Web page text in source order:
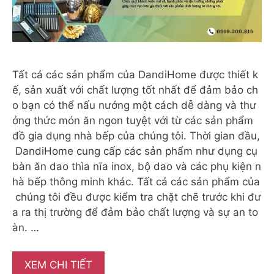
Tất cả các sản phẩm của DandiHome được thiết k
ế, sản xuất với chất lượng tốt nhất để đảm bảo ch
o bạn có thể nấu nướng một cách dễ dàng và thư
ởng thức món ăn ngon tuyệt với từ các sản phẩm
đồ gia dụng nhà bếp của chúng tôi. Thời gian đầu,
DandiHome cung cấp các sản phẩm như dụng cụ
bàn ăn dao thìa nĩa inox, bộ dao và các phụ kiện n
hà bếp thông minh khác. Tất cả các sản phẩm của
chúng tôi đều được kiểm tra chặt chẽ trước khi đư
a ra thị trường để đảm bảo chất lượng và sự an to
àn. …
XEM CHI TIẾT